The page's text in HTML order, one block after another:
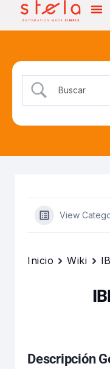
View
Inicio Wiki
Descripción